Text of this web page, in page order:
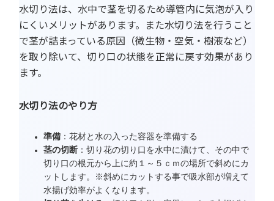
水切り法は、水中で茎を切るため導管内に気泡が入り
にくいメリットがあります。また水切り法を行うこと
で茎が詰まっている原因（微生物・空気・樹液など）
を取り除いて、切り口の状態を正常に戻す効果があり
ます。
水切り法のやり方
準備 ：花材と水の入った容器を準備する
茎の切断 ：切り花の切り口を水中に漬けて、その中で
切り口の根元から上に約１～５ｃｍの場所で斜めにカ
ットします。※斜めにカットする事で吸水部が増えて
水揚げ効率がよくなります。